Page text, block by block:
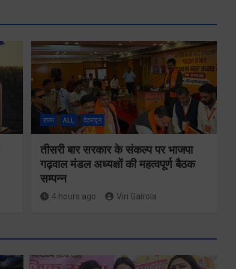
राज्य ALL देहरादून
तीसरी बार सरकार के संकल्प पर भाजपा
गढ़वाल मंडल अध्यक्षों की महत्वपूर्ण बैठक
सम्पन्न
4 hours ago Viri Gairola